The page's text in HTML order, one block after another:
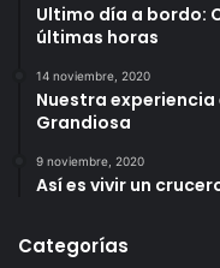
Ultimo día a bordo:
últimas horas
14 noviembre, 2020
Nuestra experiencia
Grandiosa
9 noviembre, 2020
Así es vivir un
Categorías